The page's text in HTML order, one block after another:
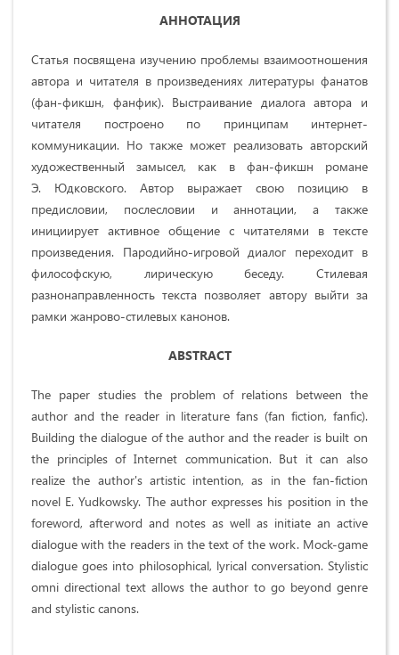
АННОТАЦИЯ
Статья посвящена изучению проблемы взаимоотношения
автора и читателя в произведениях литературы фанатов
(фан-фикшн, фанфик). Выстраивание диалога автора и
читателя построено по принципам интернет-
коммуникации. Но также может реализовать авторский
художественный замысел, как в фан-фикшн романе
Э. Юдковского. Автор выражает свою позицию в
предисловии, послесловии и аннотации, а также
инициирует активное общение с читателями в тексте
произведения. Пародийно-игровой диалог переходит в
философскую, лирическую беседу.
Стилевая
разнонаправленность текста позволяет автору выйти за
рамки жанрово-стилевых канонов.
ABSTRACT
The paper studies the problem of relations between the
author and the reader in literature fans (fan fiction, fanfic).
Building the dialogue of the author and the reader is built on
the principles of Internet communication. But it can also
realize the author's artistic intention, as in the fan-fiction
novel E. Yudkowsky. The author expresses his position in the
foreword, afterword and notes as well as initiate an active
dialogue with the readers in the text of the work. Mock-game
dialogue goes into philosophical, lyrical conversation. Stylistic
omni directional text allows the author to go beyond genre
and stylistic canons.